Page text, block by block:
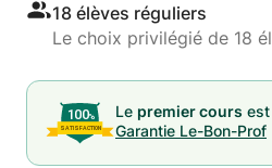
18 élèves réguliers
Le choix privilégié de 18
Le premier cours
Garantie Le-Bon-Prof